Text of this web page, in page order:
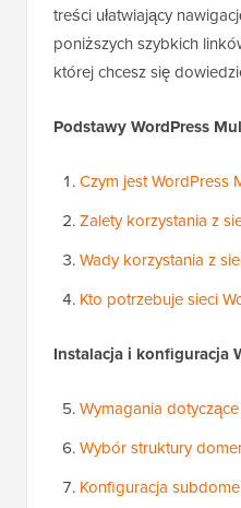
treści ułatwiający
poniższych szybkich
której chcesz się
Podstawy WordPress
Czym jest WordPress
Zalety korzystania z
Wady korzystania z
Kto potrzebuje sieci
Instalacja i konfiguracja
Wymagania
Wybór struktury
Konfiguracja